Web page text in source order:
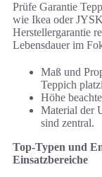
Prüfe Garantie
wie Ikea oder
Herstellergarantie
Lebensdauer im
Maß und
Teppich
Höhe
Material der
sind zentral.
Top-Typen und
Einsatzbereiche